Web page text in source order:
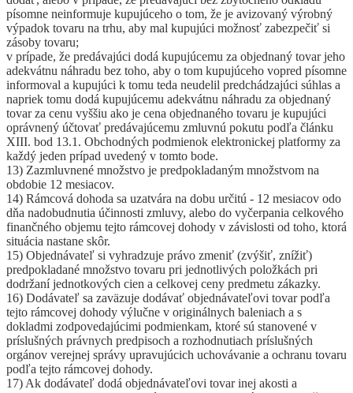
písomne neinformuje kupujúceho o tom, že je avizovaný výrobný
výpadok tovaru na trhu, aby mal kupujúci možnosť zabezpečiť si
zásoby tovaru;
v prípade, že predávajúci dodá kupujúcemu za objednaný tovar jeho
adekvátnu náhradu bez toho, aby o tom kupujúceho vopred písomne
informoval a kupujúci k tomu teda neudelil predchádzajúci súhlas a
napriek tomu dodá kupujúcemu adekvátnu náhradu za objednaný
tovar za cenu vyššiu ako je cena objednaného tovaru je kupujúci
oprávnený účtovať predávajúcemu zmluvnú pokutu podľa článku
XIII. bod 13.1. Obchodných podmienok elektronickej platformy za
každý jeden prípad uvedený v tomto bode.
13) Zazmluvnené množstvo je predpokladaným množstvom na
obdobie 12 mesiacov.
14) Rámcová dohoda sa uzatvára na dobu určitú - 12 mesiacov odo
dňa nadobudnutia účinnosti zmluvy, alebo do vyčerpania celkového
finančného objemu tejto rámcovej dohody v závislosti od toho, ktorá
situácia nastane skôr.
15) Objednávateľ si vyhradzuje právo zmeniť (zvýšiť, znížiť)
predpokladané množstvo tovaru pri jednotlivých položkách pri
dodržaní jednotkových cien a celkovej ceny predmetu zákazky.
16) Dodávateľ sa zaväzuje dodávať objednávateľovi tovar podľa
tejto rámcovej dohody výlučne v originálnych baleniach a s
dokladmi zodpovedajúcimi podmienkam, ktoré sú stanovené v
príslušných právnych predpisoch a rozhodnutiach príslušných
orgánov verejnej správy upravujúcich uchovávanie a ochranu tovaru
podľa tejto rámcovej dohody.
17) Ak dodávateľ dodá objednávateľovi tovar inej akosti a